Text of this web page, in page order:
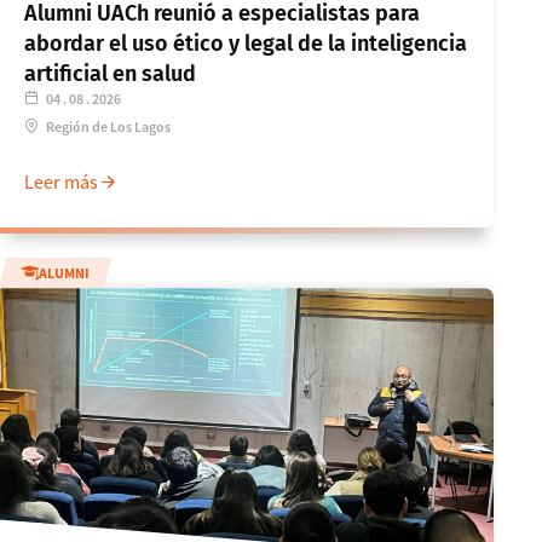
04 . 08 . 2026
Región de Los Lagos
Alumni UACh reunió a especialistas para
abordar el uso ético y legal de la inteligencia
artificial en salud
Leer más
ALUMNI